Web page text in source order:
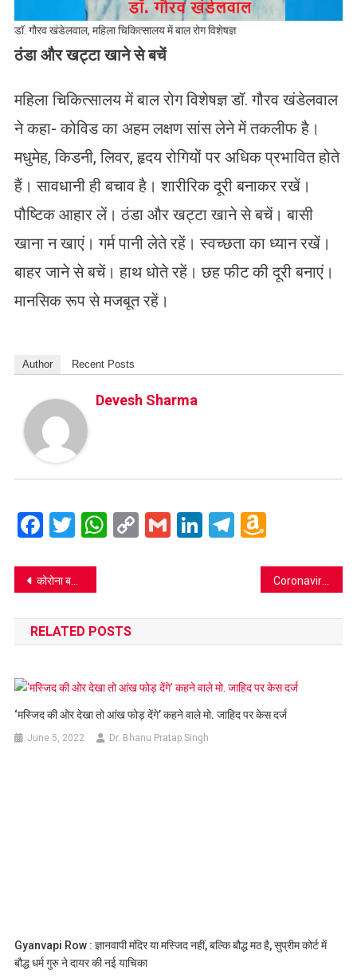
डॉ. गौरव खंडेलवाल, महिला चिकित्सालय में बाल रोग विशेषज्ञ
ठंडा और खट्टा खाने से बचें
महिला चिकित्सालय में बाल रोग विशेषज्ञ डॉ. गौरव खंडेलवाल
ने कहा- कोविड का अहम लक्षण सांस लेने में तकलीफ है।
मधुमेह, किडनी, लिवर, हृदय रोगियों पर अधिक प्रभावित होते
हैं। सावधानी ही बचाव है। शारीरिक दूरी बनाकर रखें।
पौष्टिक आहार लें। ठंडा और खट्टा खाने से बचें। बासी
खाना न खाएं। गर्म पानी लेते रहें। स्वच्छता का ध्यान रखें।
बाहर जाने से बचें। हाथ धोते रहें। छह फीट की दूरी बनाएं।
मानसिक रूप से मजबूत रहें।
Author Recent Posts
Devesh Sharma
Facebook
Twitter
WhatsApp
CopyGmailLinkedIn
Telegram
Amazon
List
Post
navigation
कोरोना बना महिला सिपाही के लिए काल
RELATED POSTS
‘मस्जिद की ओर देखा तो आंख फोड़ देंगे’ कहने वाले मो. जाहिद पर केस दर्ज
June 5, 2022 Dr. Bhanu Pratap Singh
Gyanvapi Row : ज्ञानवापी मंदिर या मस्जिद नहीं, बल्कि बौद्ध मठ है, सुप्रीम कोर्ट में
बौद्ध धर्म गुरु ने दायर की नई याचिका